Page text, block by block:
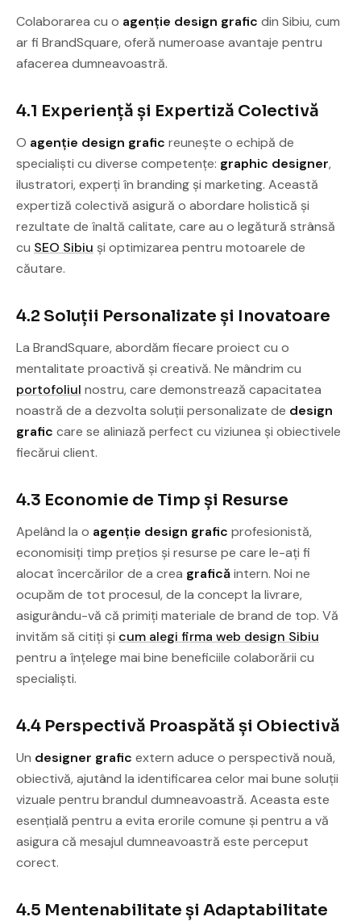
Colaborarea cu o agenție design grafic din Sibiu, cum
ar fi BrandSquare, oferă numeroase avantaje pentru
afacerea dumneavoastră.
4.1 Experiență și Expertiză Colectivă
O agenție design grafic reunește o echipă de
specialiști cu diverse competențe: graphic designer,
ilustratori, experți în branding și marketing. Această
expertiză colectivă asigură o abordare holistică și
rezultate de înaltă calitate, care au o legătură strânsă
cu SEO Sibiu și optimizarea pentru motoarele de
căutare.
4.2 Soluții Personalizate și Inovatoare
La BrandSquare, abordăm fiecare proiect cu o
mentalitate proactivă și creativă. Ne mândrim cu
portofoliul nostru, care demonstrează capacitatea
noastră de a dezvolta soluții personalizate de design
grafic care se aliniază perfect cu viziunea și obiectivele
fiecărui client.
4.3 Economie de Timp și Resurse
Apelând la o agenție design grafic profesionistă,
economisiți timp prețios și resurse pe care le-ați fi
alocat încercărilor de a crea graficăintern. Noi ne
ocupăm de tot procesul, de la concept la livrare,
asigurându-vă că primiți materiale de brand de top. Vă
invităm să citiți și cum alegi firma web design Sibiu
pentru a înțelege mai bine beneficiile colaborării cu
specialiști.
4.4 Perspectivă Proaspătă și Obiectivă
Un designer grafic extern aduce o perspectivă nouă,
obiectivă, ajutând la identificarea celor mai bune soluții
vizuale pentru brandul dumneavoastră. Aceasta este
esențială pentru a evita erorile comune și pentru a vă
asigura că mesajul dumneavoastră este perceput
corect.
4.5 Mentenabilitate și Adaptabilitate